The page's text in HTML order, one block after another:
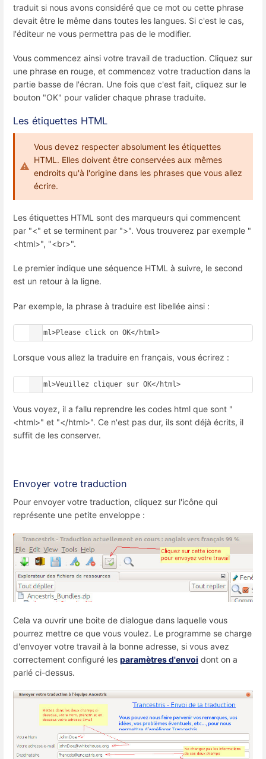
traduit si nous avons considéré que ce mot ou cette phrase
devait être le même dans toutes les langues. Si c'est le cas,
l'éditeur ne vous permettra pas de le modifier.
Vous commencez ainsi votre travail de traduction. Cliquez sur
une phrase en rouge, et commencez votre traduction dans la
partie basse de l'écran. Une fois que c'est fait, cliquez sur le
bouton "OK" pour valider chaque phrase traduite.
Les étiquettes HTML
Vous devez respecter absolument les étiquettes
HTML. Elles doivent être conservées aux mêmes
endroits qu'à l'origine dans les phrases que vous allez
écrire.
Les étiquettes HTML sont des marqueurs qui commencent
par "<" et se terminent par ">". Vous trouverez par exemple "
<html>", "<br>".
Le premier indique une séquence HTML à suivre, le second
est un retour à la ligne.
Par exemple, la phrase à traduire est libellée ainsi :
<html>Please click on OK</html>
Lorsque vous allez la traduire en français, vous écrirez :
<html>Veuillez cliquer sur OK</html>
Vous voyez, il a fallu reprendre les codes html que sont "
<html>" et "</html>". Ce n'est pas dur, ils sont déjà écrits, il
suffit de les conserver.
Envoyer votre traduction
Pour envoyer votre traduction, cliquez sur l'icône qui
représente une petite enveloppe :
Cela va ouvrir une boite de dialogue dans laquelle vous
pourrez mettre ce que vous voulez. Le programme se charge
d'envoyer votre travail à la bonne adresse, si vous avez
correctement configuré les paramètres d'envoi dont on a
parlé ci-dessus.